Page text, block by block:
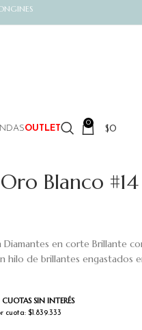
OUTLET
0 $0
Blanco #14
CUOTAS SIN INTERÉS
cuota: $1.839.333
en corte Brillante
hilo de brillantes engastados